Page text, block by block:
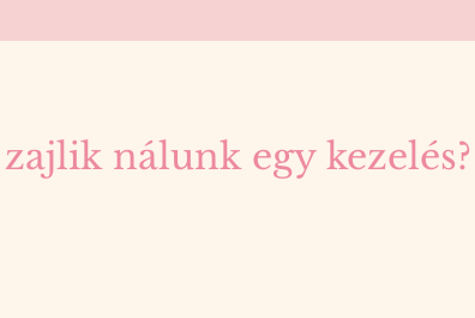
nálunk egy kezelés?